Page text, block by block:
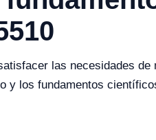
las necesidades
y los fundamentos